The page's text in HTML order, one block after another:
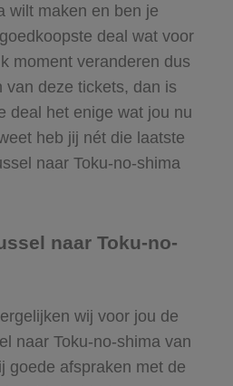
wilt maken en ben je
deal wat voor
moment veranderen dus
van deze tickets, dan is
deal het enige wat jou nu
heb jij nét die laatste
naar Toku-no-shima
naar Toku-no-
wij voor jou de
naar Toku-no-shima van
goede afspraken met de